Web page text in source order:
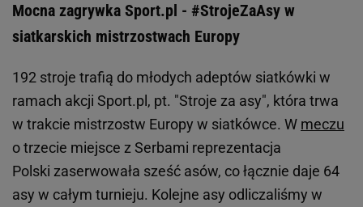
Mocna zagrywka Sport.pl - #StrojeZaAsy w
siatkarskich mistrzostwach Europy
192 stroje trafią do młodych adeptów siatkówki w
ramach akcji Sport.pl, pt. "Stroje za asy", która trwa
w trakcie mistrzostw Europy w siatkówce. W meczu
o trzecie miejsce z Serbami reprezentacja
Polski zaserwowała sześć asów, co łącznie daje 64
asy w całym turnieju. Kolejne asy odliczaliśmy w